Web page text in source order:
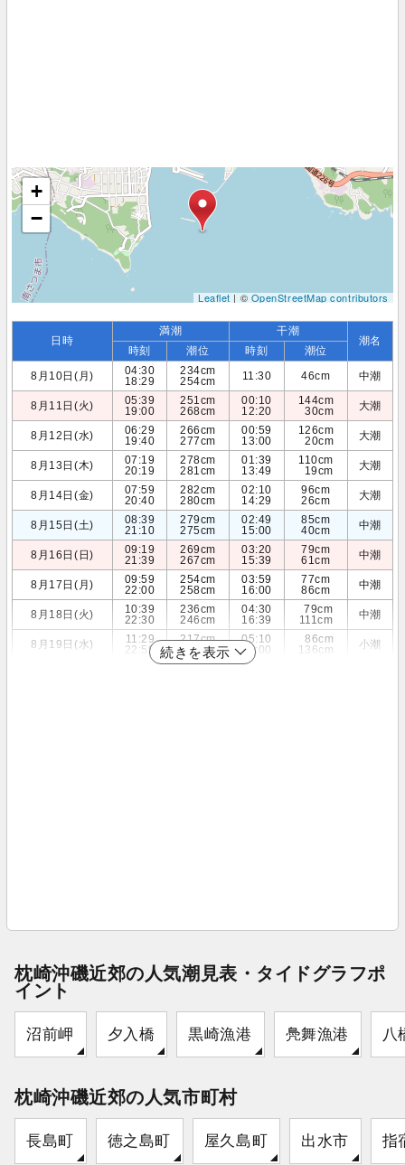
+
−
Leaflet| ©OpenStreetMap contributors
日時
満潮 干潮
潮名
時刻 潮位 時刻
潮位
8月10日(月)
04:30
18:29
234cm
254cm
11:30 46cm 中潮
8月11日(火)
05:39
19:00
251cm
268cm
00:10
12:20
144cm
30cm
大潮
8月12日(水)
06:29
19:40
266cm
277cm
00:59
13:00
126cm
20cm
大潮
8月13日(木)
07:19
20:19
278cm
281cm
01:39
13:49
110cm
19cm
大潮
8月14日(金)
07:59
20:40
282cm
280cm
02:10
14:29
96cm
26cm
大潮
8月15日(土)
08:39
21:10
279cm
275cm
02:49
15:00
85cm
40cm
中潮
8月16日(日)
09:19
21:39
269cm
267cm
03:20
15:39
79cm
61cm
中潮
8月17日(月)
09:59
22:00
254cm
258cm
03:59
16:00
77cm
86cm
中潮
8月18日(火)
10:39
22:30
236cm
246cm
04:30
16:39
79cm
111cm
中潮
8月19日(水)
11:29
22:59
217cm
234cm
05:10
17:00
86cm
136cm
小潮
続きを表示
枕崎沖磯近郊の人気潮見表・タイドグラフポ
イント
沼前岬 夕入橋 黒崎漁港 鳧舞漁港 八
枕崎沖磯近郊の人気市町村
長島町 徳之島町 屋久島町 出水市 指